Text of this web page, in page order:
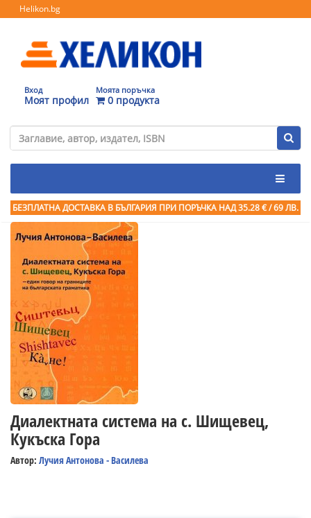
Helikon.bg
Вход
Моят профил
Моята поръчка
0 продукта
БЕЗПЛАТНА ДОСТАВКА В БЪЛГАРИЯ ПРИ ПОРЪЧКА НАД 35.28 € / 69 ЛВ.
Диалектната система на с. Шищевец,
Кукъска Гора
Автор: Лучия Антонова - Василева